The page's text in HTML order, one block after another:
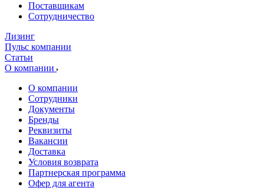
Поставщикам
Сотрудничество
Лизинг
Пульс компании
Статьи
О компании
О компании
Сотрудники
Документы
Бренды
Реквизиты
Вакансии
Доставка
Условия возврата
Партнерская программа
Офер для агента